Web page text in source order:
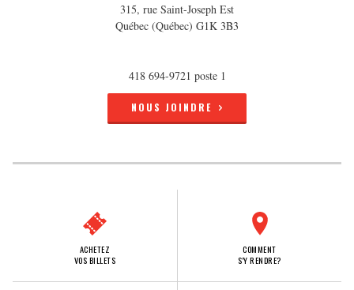
315, rue Saint-Joseph Est
Québec (Québec) G1K 3B3
418 694-9721 poste 1
NOUS JOINDRE
ACHETEZ
VOS BILLETS
COMMENT
S'Y RENDRE?